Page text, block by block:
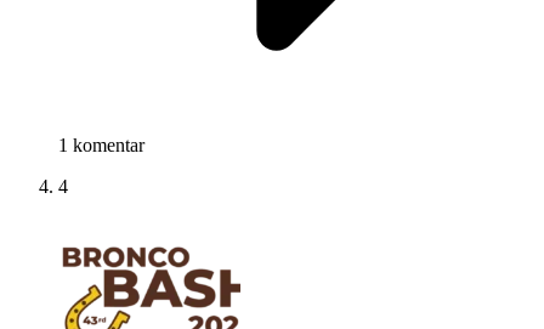
1 komentar
4